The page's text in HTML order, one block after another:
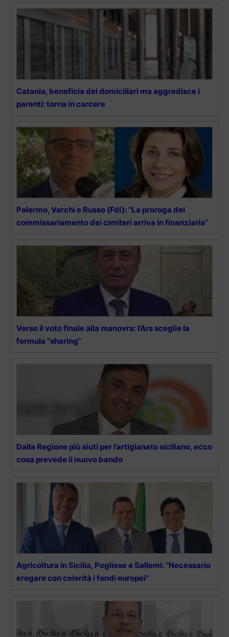
Catania, beneficia dei domiciliari ma aggredisce i
parenti: torna in carcere
Palermo, Varchi e Russo (Fdi): “La proroga del
commissariamento dei cimiteri arriva in finanziaria”
Verso il voto finale alla manovra: l’Ars sceglie la
formula “sharing”
Dalla Regione più aiuti per l’artigianato siciliano, ecco
cosa prevede il nuovo bando
Agricoltura in Sicilia, Pogliese e Sallemi: “Necessario
erogare con celerità i fondi europei”